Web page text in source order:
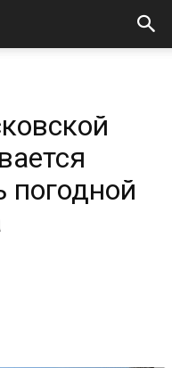
погодной